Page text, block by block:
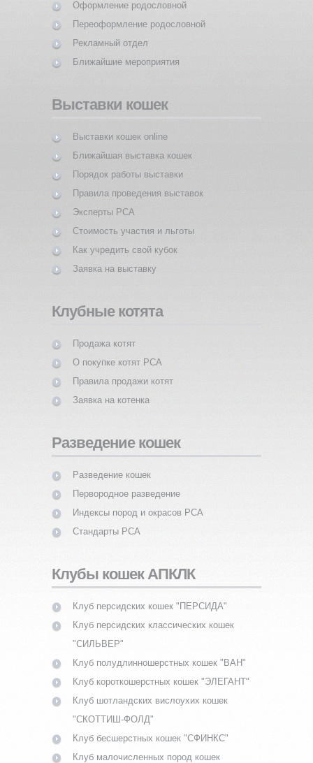
Оформление родословной
Переоформление родословной
Рекламный отдел
Ближайшие мероприятия
Выставки кошек
Выставки кошек online
Ближайшая выставка кошек
Порядок работы выставки
Правила проведения выставок
Эксперты PCA
Стоимость участия и льготы
Как учредить свой кубок
Заявка на выставку
Клубные котята
Продажа котят
О покупке котят PCA
Правила продажи котят
Заявка на котенка
Разведение кошек
Разведение кошек
Первородное разведение
Индексы пород и окрасов PCA
Стандарты PCA
Клубы кошек АПКЛК
Клуб персидских кошек "ПЕРСИДА"
Клуб персидских классических кошек
"СИЛЬВЕР"
Клуб полудлинношерстных кошек "ВАН"
Клуб короткошерстных кошек "ЭЛЕГАНТ"
Клуб шотландских вислоухих кошек
"СКОТТИШ-ФОЛД"
Клуб бесшерстных кошек "СФИНКС"
Клуб малочисленных пород кошек